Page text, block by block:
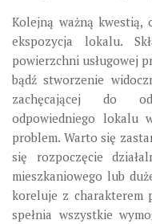
Kolejną ważną
ekspozycja lokalu.
powierzchni usługowej
bądź stworzenie
zachęcającej do
odpowiedniego lokalu
problem. Warto się
się rozpoczęcie
mieszkaniowego lub
koreluje z charakterem
spełnia wszystkie